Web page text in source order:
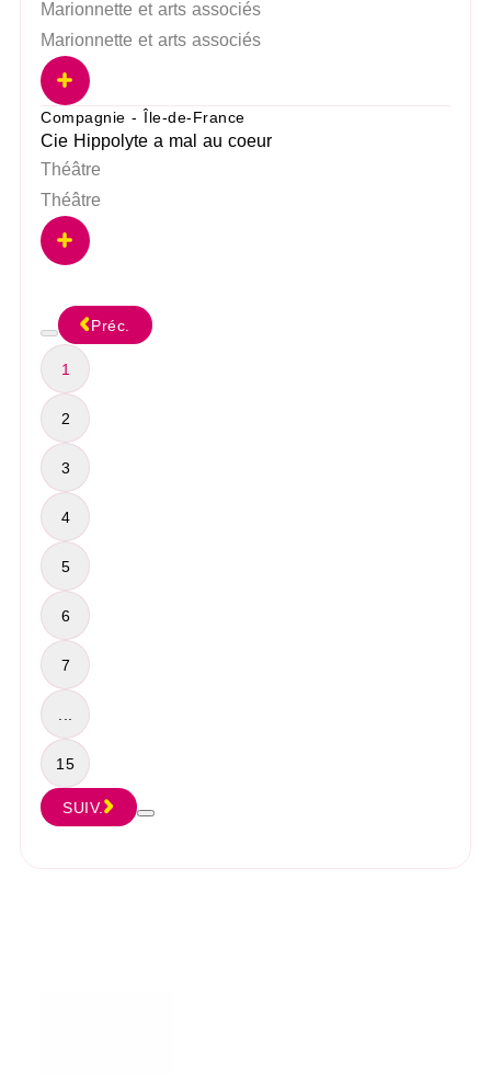
Marionnette et arts associés
Marionnette et arts associés
Compagnie - Île-de-France
Cie Hippolyte a mal au coeur
Théâtre
Théâtre
Préc.
1
2
3
4
5
6
7
15
SUIV.